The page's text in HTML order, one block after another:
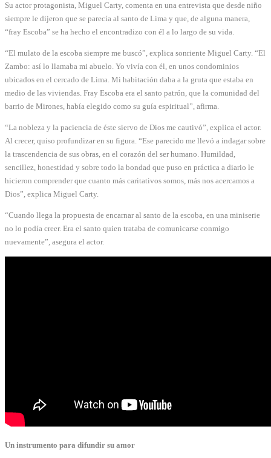
Su actor protagonista, Miguel Carty, comenta en una entrevista que desde niño
siempre le dijeron que se parecía al santo de Lima y que, de alguna manera,
“fray Escoba” se ha hecho el encontradizo con él a lo largo de su vida.
“El mulato de la escoba siempre me buscó”, explica sonriente Miguel Carty. “El
Zambo: así lo llamaba mi abuelo. Yo vivía con él, en unos condominios
ubicados en el cercado de Lima. Mi habitación daba a la gruta que estaba en
medio de las viviendas. Fray Escoba era el santo patrón, que la comunidad del
barrio de Mirones, había elegido como su guía espiritual”, afirma.
“La nobleza y la paciencia de éste siervo de Dios me cautivó”, explica el actor.
Al crecer, quiso profundizar en su figura. “Ese parecido me llevó a indagar sobre
la trascendencia de sus obras, en el corazón del ser humano. Humildad,
sencillez, honestidad y sobre todo la bondad que puso en práctica a diario le
hicieron comprender que cuanto más caritativos somos, más nos acercamos a
Dios”, explica Miguel Carty.
“Cuando llega la propuesta de encarnar al santo de la escoba, en una miniserie
no lo podía creer. Era el santo quien trataba de comunicarse conmigo
nuevamente”, asegura el actor.
Un instrumento para difundir su amor